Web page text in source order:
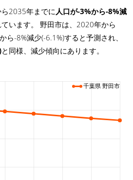
2035年までに 人口が-3%から-8%減
います。 野田市は、2020年から
ら-8%減少(-6.1%)すると予測され、
と同様、減少傾向にあります。
千葉県 野田市